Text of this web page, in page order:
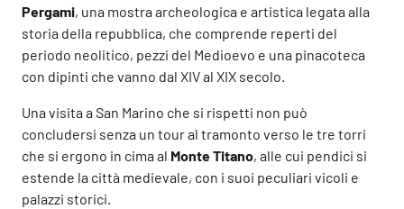
Pergami, una mostra archeologica e artistica legata alla
storia della repubblica, che comprende reperti del
periodo neolitico, pezzi del Medioevo e una pinacoteca
con dipinti che vanno dal XIV al XIX secolo.
Una visita a San Marino che si rispetti non può
concludersi senza un tour al tramonto verso le tre torri
che si ergono in cima al Monte Titano, alle cui pendici si
estende la città medievale, con i suoi peculiari vicoli e
palazzi storici.